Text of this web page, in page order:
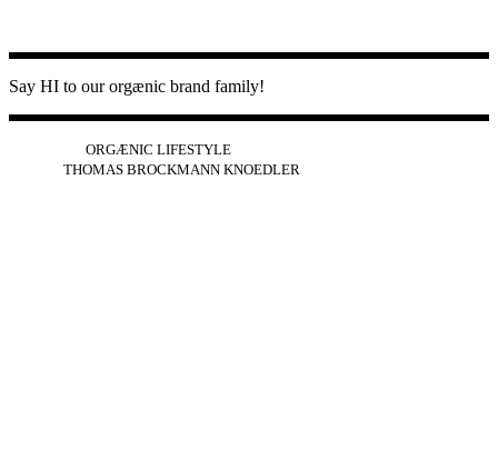
Say HI to our orgænic brand family!
ORGÆNIC LIFESTYLE
THOMAS BROCKMANN KNOEDLER